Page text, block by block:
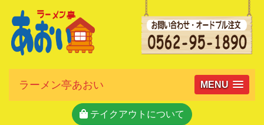
ラーメン亭あおい MENU
テイクアウトについて